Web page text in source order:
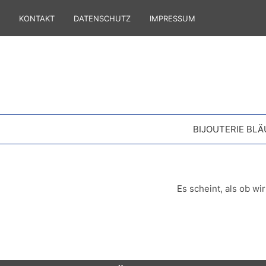
KONTAKT DATENSCHUTZ IMPRESSUM
BIJOUTERIE
Es scheint, als ob